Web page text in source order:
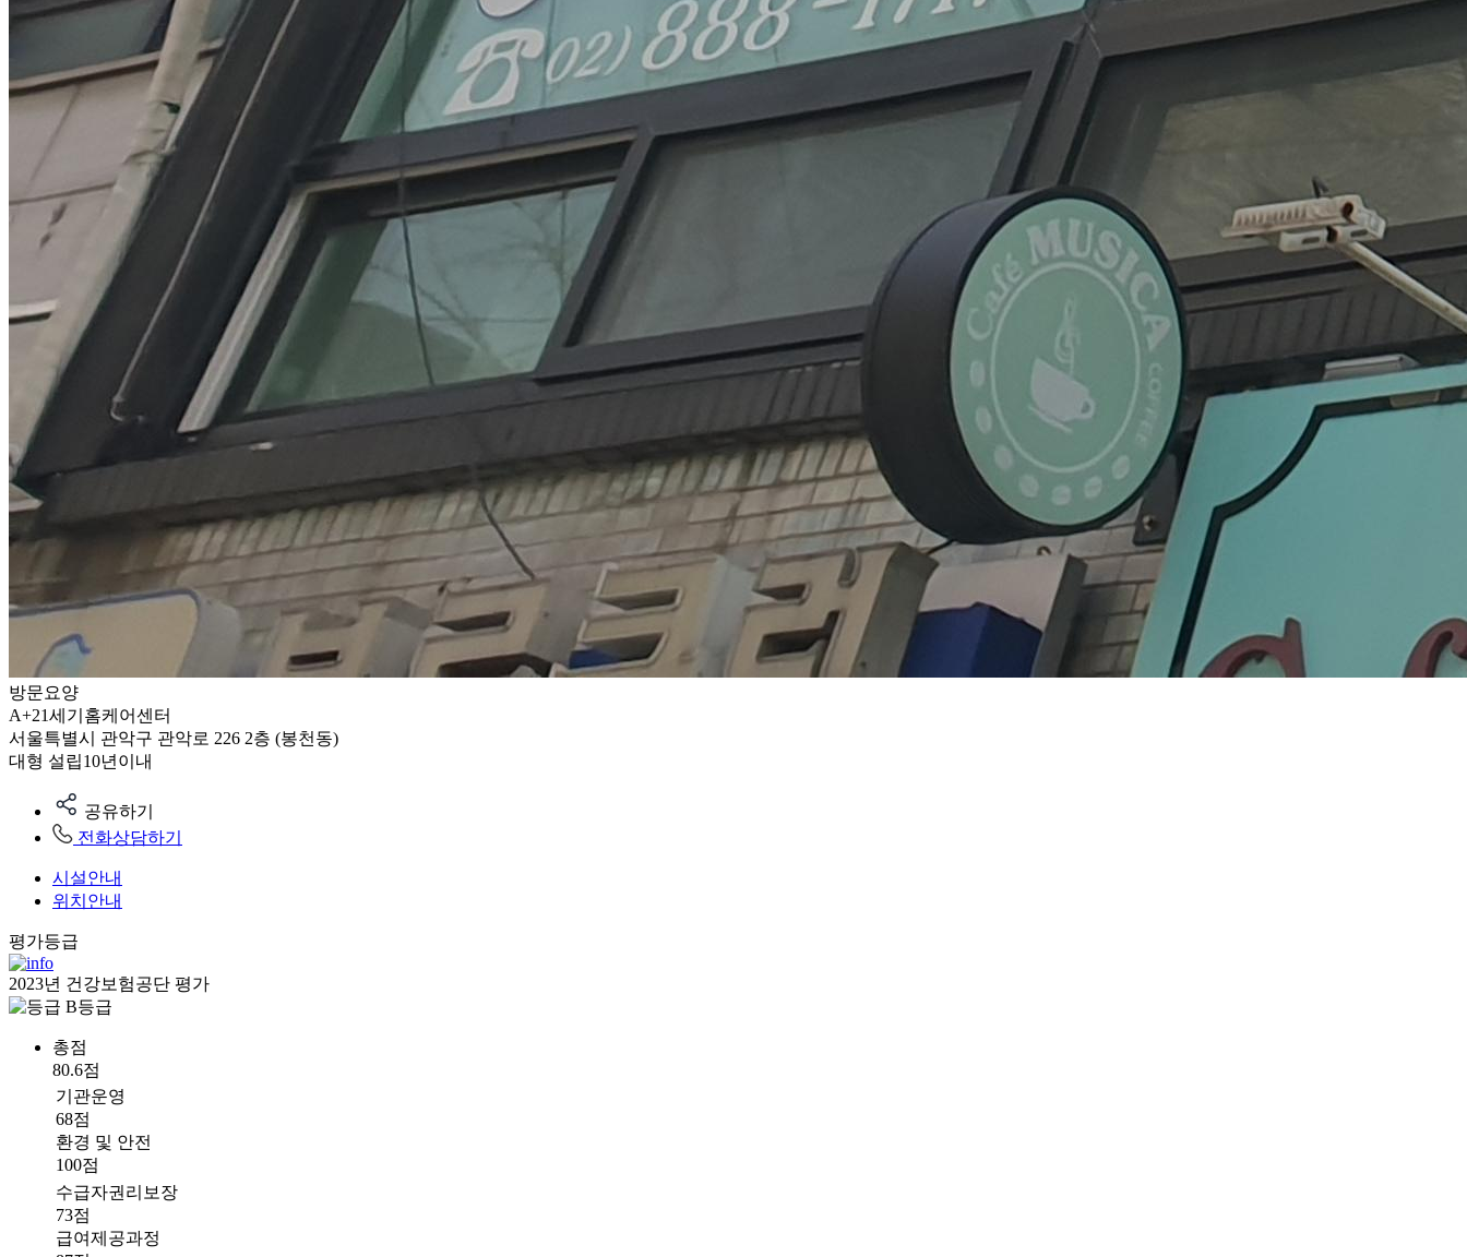
방문요양
A+21세기홈케어센터
서울특별시 관악구 관악로 226 2층 (봉천동)
대형 설립10년이내
공유하기
전화상담하기
시설안내
위치안내
평가등급
2023년 건강보험공단 평가
B등급
총점
80.6점
기관운영
68점
환경 및 안전
100점
수급자권리보장
73점
급여제공과정